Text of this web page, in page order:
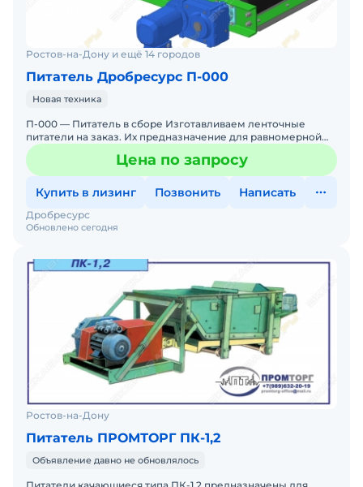
Ростов-на-Дону и ещё 14 городов
Питатель Дробресурс П-000
Новая техника
П-000 — Питатель в сборе Изготавливаем ленточные
питатели на заказ. Их предназначение для равномерной
регулируемой подачи сыпучих материалов из накопител
Цена по запросу
Купить в лизинг Позвонить Написать
Обновлено сегодня
Дробресурс
Ростов-на-Дону
Питатель ПРОМТОРГ ПК-1,2
Объявление давно не обновлялось